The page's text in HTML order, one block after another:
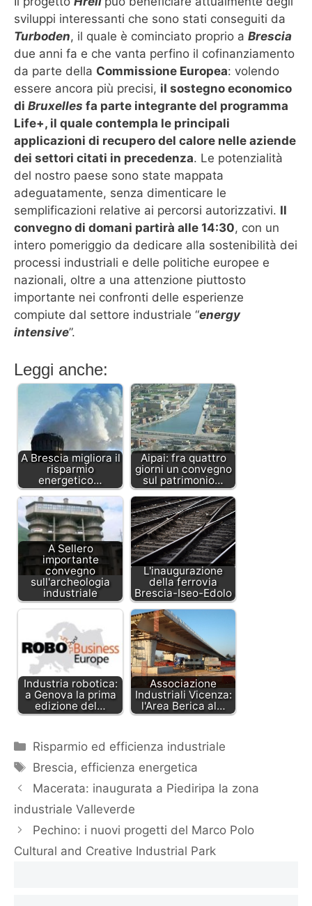
sviluppi interessanti che sono stati conseguiti da
Turboden, il quale è cominciato proprio a Brescia
due anni fa e che vanta perfino il cofinanziamento
da parte della Commissione Europea: volendo
essere ancora più precisi, il sostegno economico
di Bruxelles fa parte integrante del programma
Life+, il quale contempla le principali
applicazioni di recupero del calore nelle aziende
dei settori citati in precedenza. Le potenzialità
del nostro paese sono state mappata
adeguatamente, senza dimenticare le
semplificazioni relative ai percorsi autorizzativi. Il
convegno di domani partirà alle 14:30, con un
intero pomeriggio da dedicare alla sostenibilità dei
processi industriali e delle politiche europee e
nazionali, oltre a una attenzione piuttosto
importante nei confronti delle esperienze
compiute dal settore industriale “energy
intensive”.
Leggi anche:
A Brescia migliora il
risparmio
energetico…
Aipai: fra quattro
giorni un convegno
sul patrimonio…
A Sellero
importante
convegno
sull'archeologia
industriale
L'inaugurazione
della ferrovia
Brescia-Iseo-Edolo
Industria robotica:
a Genova la prima
edizione del…
Associazione
Industriali Vicenza:
l'Area Berica al…
Categorie
Risparmio ed efficienza industriale
Tag
Brescia, efficienza energetica
Macerata: inaugurata a Piediripa la zona
industriale Valleverde
Pechino: i nuovi progetti del Marco Polo
Cultural and Creative Industrial Park